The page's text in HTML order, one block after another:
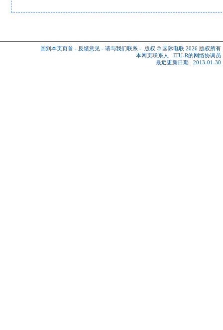
回到本页页首 - 反馈意见 - 请与我们联系 - 版权 © 国际电联 2026 版权所有
本网页联系人 : ITU-R的网络协调员
最近更新日期 : 2013-01-30